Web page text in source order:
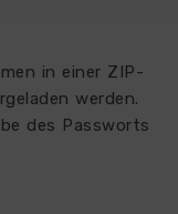
in einer ZIP-
werden.
des Passworts